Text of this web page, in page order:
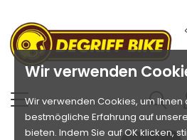
Wir verwenden
Wir verwenden Cookies, um Ihnen
bestmögliche Erfahrung auf
bieten. Indem Sie auf OK klicken,